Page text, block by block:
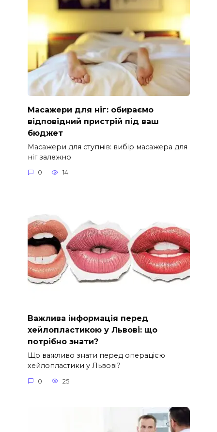
Масажери для ніг: обираємо
відповідний пристрій під ваш
бюджет
Масажери для ступнів: вибір масажера для
ніг залежно
0 14
Важлива інформація перед
хейлопластикою у Львові: що
потрібно знати?
Що важливо знати перед операцією
хейлопластики у Львові?
0 25